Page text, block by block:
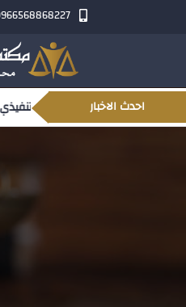
احدث الاخبار
لمجلس وزراء العدل العرب ويلتقي وزير العدل السوداني